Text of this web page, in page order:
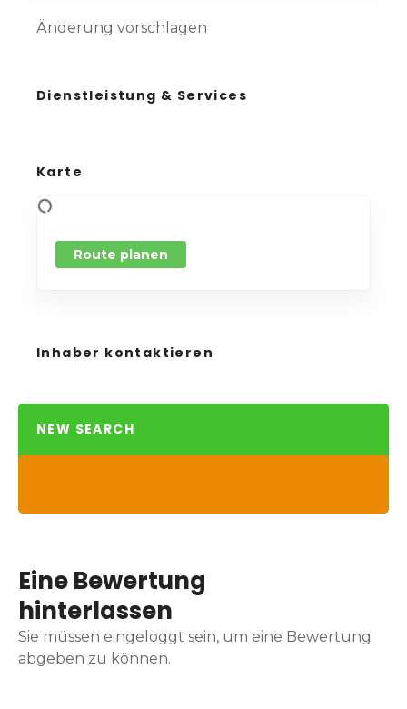
Änderung vorschlagen
Dienstleistung & Services
Karte
Route planen
Inhaber kontaktieren
NEW SEARCH
Eine Bewertung
hinterlassen
Sie müssen eingeloggt sein, um eine Bewertung
abgeben zu können.